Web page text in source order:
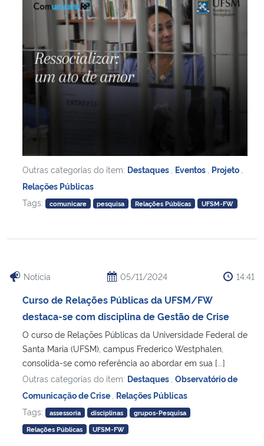
Outras categorias do item: Destaques Eventos Projeto
Relações Públicas
Tags:
comunicare pesquisa Relações Públicas UFSM-FW
Notícia 05/11/2024 14:41
Curso de Relações Públicas da UFSM/FW
destaca-se com disciplina de Gestão de Crise
O curso de Relações Públicas da Universidade Federal de
Santa Maria (UFSM), campus Frederico Westphalen,
consolida-se como referência ao abordar em sua [...]
Outras categorias do item: Destaques Observatório de
Comunicação de Crise Relações Públicas
Tags:
assessoria disciplinas
grupos-Pesquisa
Relações Públicas
UFSM-FW